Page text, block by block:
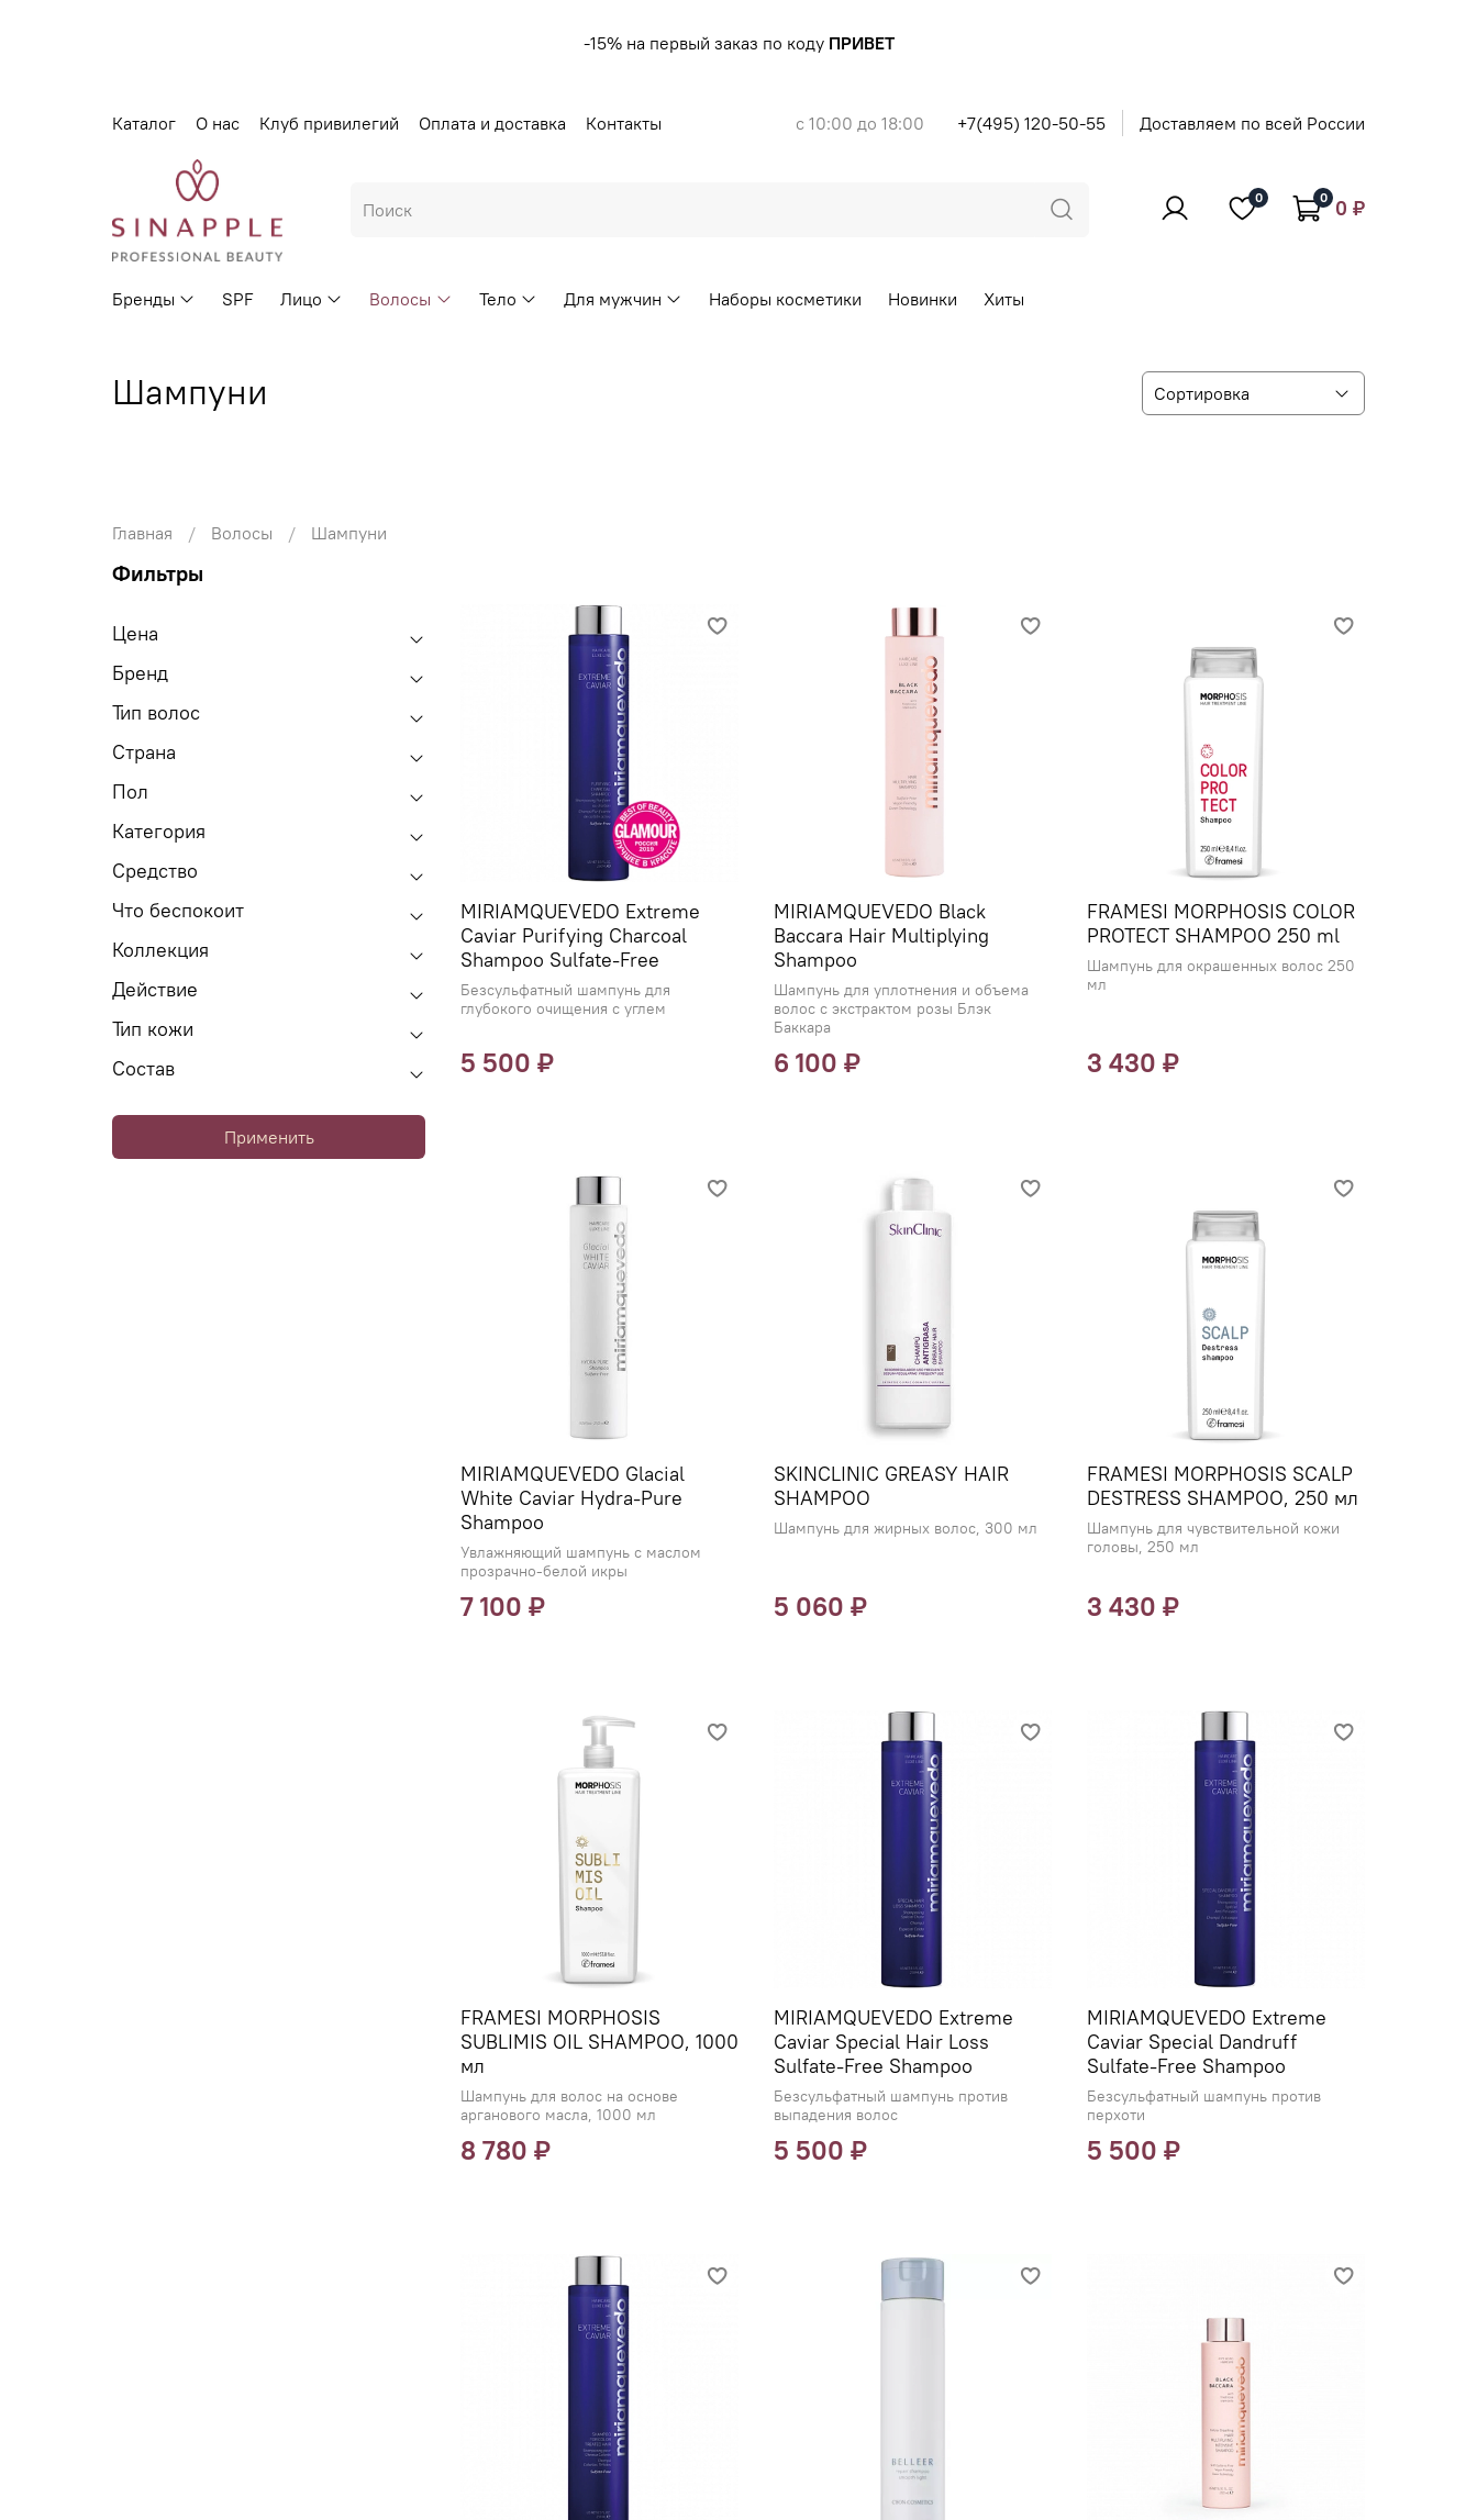
-15% на первый заказ по коду ПРИВЕТ
Каталог О нас Клуб привилегий Оплата и доставка Контакты с 10:00 до 18:00 +7(495) 120-50-55 Доставляем по всей России
0 0 0 ₽
Бренды SPF Лицо Волосы Тело Для мужчин Наборы косметики Новинки Хиты
Шампуни
Главная Волосы Шампуни
MIRIAMQUEVEDO Extreme
Caviar Purifying Charcoal
Shampoo Sulfate-Free
Безсульфатный шампунь для
глубокого очищения с углем
5 500 ₽
MIRIAMQUEVEDO Black
Baccara Hair Multiplying
Shampoo
Шампунь для уплотнения и объема
волос с экстрактом розы Блэк
Баккара
6 100 ₽
FRAMESI MORPHOSIS COLOR
PROTECT SHAMPOO 250 ml
Шампунь для окрашенных волос 250
мл
3 430 ₽
MIRIAMQUEVEDO Glacial
White Caviar Hydra-Pure
Shampoo
Увлажняющий шампунь с маслом
прозрачно-белой икры
7 100 ₽
SKINCLINIC GREASY HAIR
SHAMPOO
Шампунь для жирных волос, 300 мл
5 060 ₽
FRAMESI MORPHOSIS SCALP
DESTRESS SHAMPOO, 250 мл
Шампунь для чувствительной кожи
головы, 250 мл
3 430 ₽
FRAMESI MORPHOSIS
SUBLIMIS OIL SHAMPOO, 1000
мл
Шампунь для волос на основе
арганового масла, 1000 мл
8 780 ₽
MIRIAMQUEVEDO Extreme
Caviar Special Hair Loss
Sulfate-Free Shampoo
Безсульфатный шампунь против
выпадения волос
5 500 ₽
MIRIAMQUEVEDO Extreme
Caviar Special Dandruff
Sulfate-Free Shampoo
Безсульфатный шампунь против
перхоти
5 500 ₽
Фильтры
Цена
Бренд
Тип волос
Страна
Пол
Категория
Средство
Что беспокоит
Коллекция
Действие
Тип кожи
Состав
Применить